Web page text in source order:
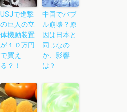
USJで進撃
の巨人の立
体機動装置
が１０万円
で買え
る？！
中国でバブ
ル崩壊？原
因は日本と
同じなの
か、影響
は？